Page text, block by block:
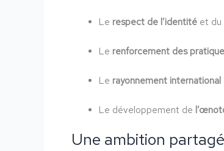
Le respect de l’identité et du
Le renforcement des
Le rayonnement international
Le développement de
Une ambition